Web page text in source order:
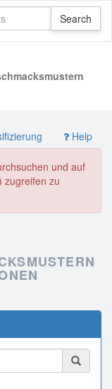
Help
und auf
zugreifen zu